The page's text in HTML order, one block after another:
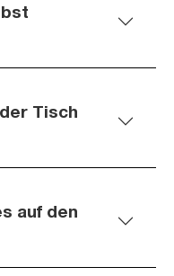
Tisch
auf den